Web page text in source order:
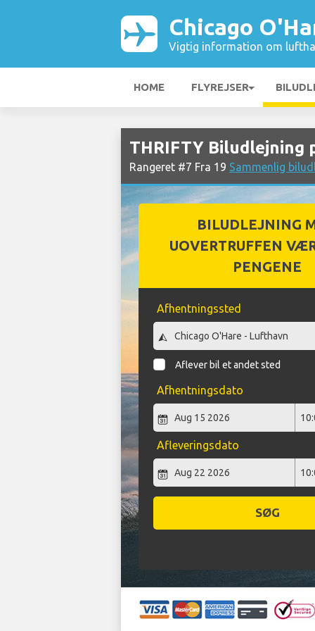
Chicago
Vigtig information om
HOME FLYREJSER
THRIFTY Biludlejning
Rangeret #7 Fra 19 Sammenlig
BILUDLEJNING
UOVERTRUFFEN
PENGENE
Afhentningssted
Aflever bil et andet sted
Afhentningsdato
Afleveringsdato
SØG